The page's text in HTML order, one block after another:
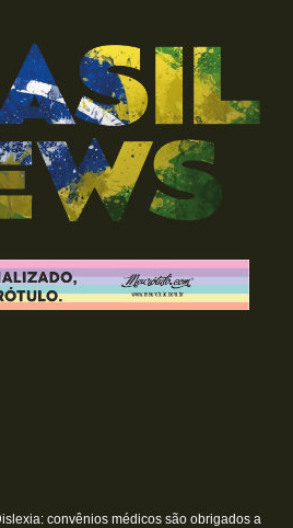
convênios médicos são obrigados a